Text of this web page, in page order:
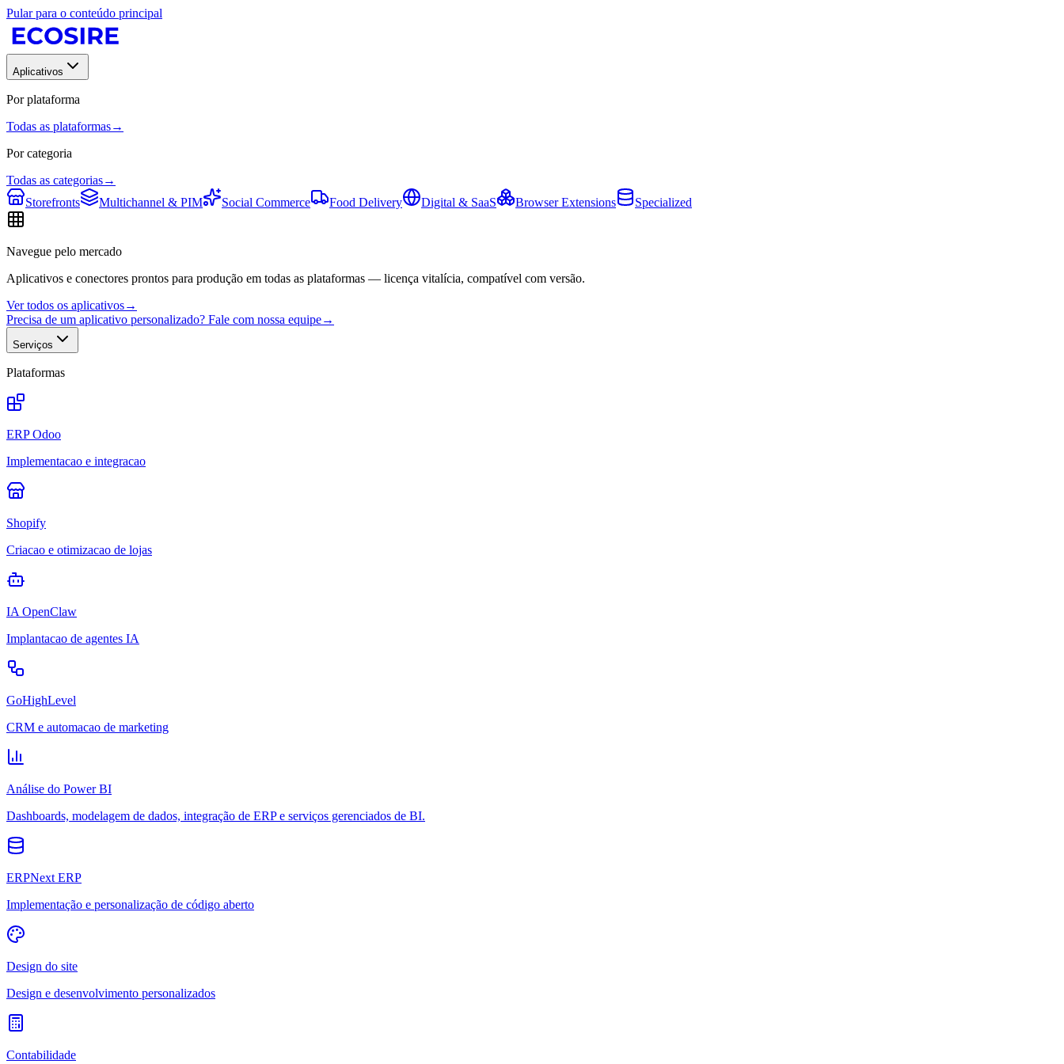
Pular para o conteúdo principal
Aplicativos
Por plataforma
Todas as plataformas→
Por categoria
Todas as categorias→
Storefronts
Multichannel & PIM Social Commerce Food Delivery Digital & SaaS Browser Extensions Specialized
Navegue pelo mercado
Aplicativos e conectores prontos para produção em todas as plataformas — licença vitalícia, compatível com versão.
Ver todos os aplicativos→
Precisa de um aplicativo personalizado? Fale com nossa equipe→
Serviços
Plataformas
ERP Odoo
Implementacao e integracao
Shopify
Criacao e otimizacao de lojas
IA OpenClaw
Implantacao de agentes IA
GoHighLevel
CRM e automacao de marketing
Análise do Power BI
Dashboards, modelagem de dados, integração de ERP e serviços gerenciados de BI.
ERPNext ERP
Implementação e personalização de código aberto
Design do site
Design e desenvolvimento personalizados
Contabilidade